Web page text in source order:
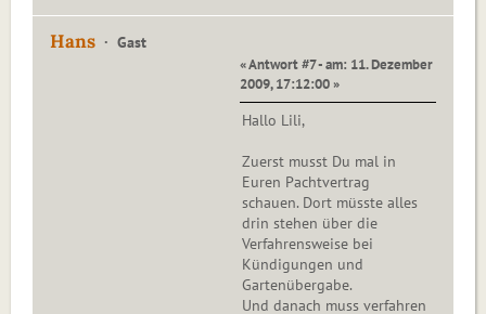
Hans Gast
« Antwort #7 - am: 11. Dezember
2009, 17:12:00 »
Hallo Lili,
Zuerst musst Du mal in
Euren Pachtvertrag
schauen. Dort müsste alles
drin stehen über die
Verfahrensweise bei
Kündigungen und
Gartenübergabe.
Und danach muss verfahren